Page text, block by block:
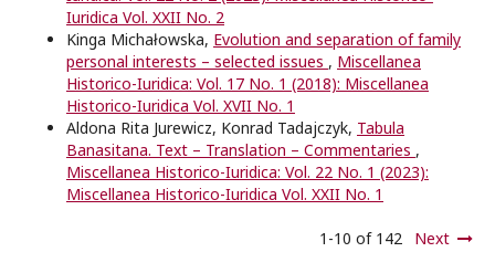
Iuridica Vol. XXII No. 2
Kinga Michałowska, Evolution and separation of family
personal interests – selected issues , Miscellanea
Historico-Iuridica: Vol. 17 No. 1 (2018): Miscellanea
Historico-Iuridica Vol. XVII No. 1
Aldona Rita Jurewicz, Konrad Tadajczyk, Tabula
Banasitana. Text – Translation – Commentaries ,
Miscellanea Historico-Iuridica: Vol. 22 No. 1 (2023):
Miscellanea Historico-Iuridica Vol. XXII No. 1
1-10 of 142 Next